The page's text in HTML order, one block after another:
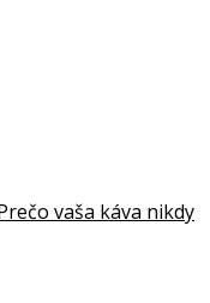
vaša káva nikdy